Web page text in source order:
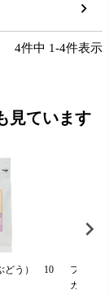
4件中 1-4件表示
見ています
どう） 10
フルー
カット